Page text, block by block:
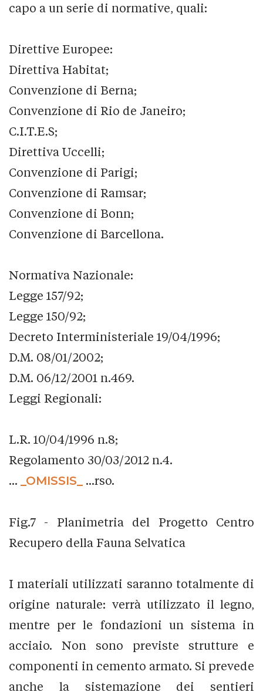
capo a un serie di normative, quali:
Direttive Europee:
Direttiva Habitat;
Convenzione di Berna;
Convenzione di Rio de Janeiro;
C.I.T.E.S;
Direttiva Uccelli;
Convenzione di Parigi;
Convenzione di Ramsar;
Convenzione di Bonn;
Convenzione di Barcellona.
Normativa Nazionale:
Legge 157/92;
Legge 150/92;
Decreto Interministeriale 19/04/1996;
D.M. 08/01/2002;
D.M. 06/12/2001 n.469.
Leggi Regionali:
L.R. 10/04/1996 n.8;
Regolamento 30/03/2012 n.4.
...
_OMISSIS_ ...rso.
Fig.7 - Planimetria del Progetto Centro
Recupero della Fauna Selvatica
I materiali utilizzati saranno totalmente di
origine naturale: verrà utilizzato il legno,
mentre per le fondazioni un sistema in
acciaio. Non sono previste strutture e
componenti in cemento armato. Si prevede
anche la sistemazione dei sentieri